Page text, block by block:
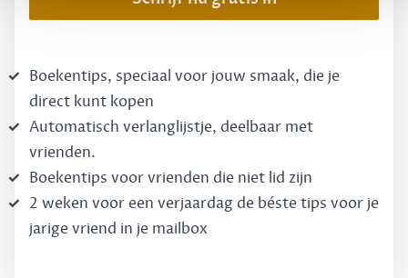
Boekentips, speciaal voor jouw smaak, die je
direct kunt kopen
Automatisch verlanglijstje, deelbaar met
vrienden.
Boekentips voor vrienden die niet lid zijn
2 weken voor een verjaardag de béste tips voor je
jarige vriend in je mailbox